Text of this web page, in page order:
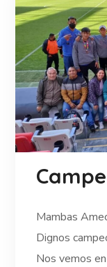
Mambas
Dignos
Nos vemos